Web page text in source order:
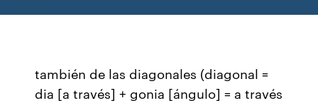
también de las diagonales (diagonal =
dia [a través] + gonia [ángulo] = a través